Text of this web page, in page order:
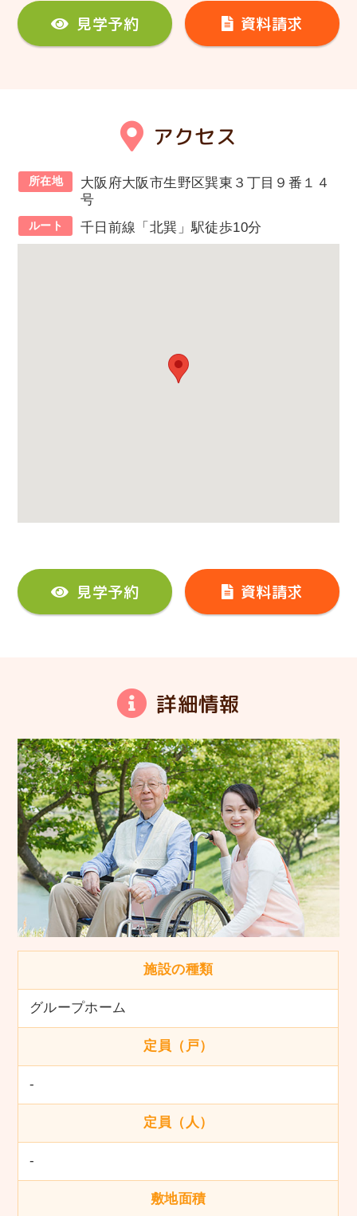
見学予約 資料請求
アクセス
所在地
大阪府大阪市生野区巽東３丁目９番１４
号
ルート 千日前線「北巽」駅徒歩10分
見学予約 資料請求
詳細情報
施設の種類
グループホーム
定員（戸）
-
定員（人）
-
敷地面積